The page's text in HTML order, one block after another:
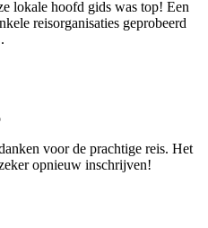
lokale hoofd gids was top! Een
reisorganisaties geprobeerd
voor de prachtige reis. Het
opnieuw inschrijven!